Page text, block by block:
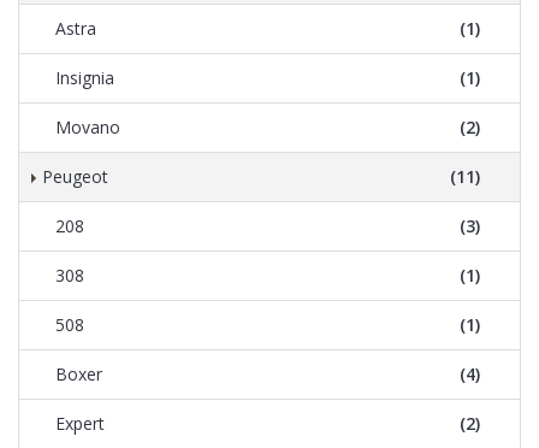
Astra (1)
Insignia (1)
Movano (2)
Peugeot (11)
208 (3)
308 (1)
508 (1)
Boxer (4)
Expert (2)